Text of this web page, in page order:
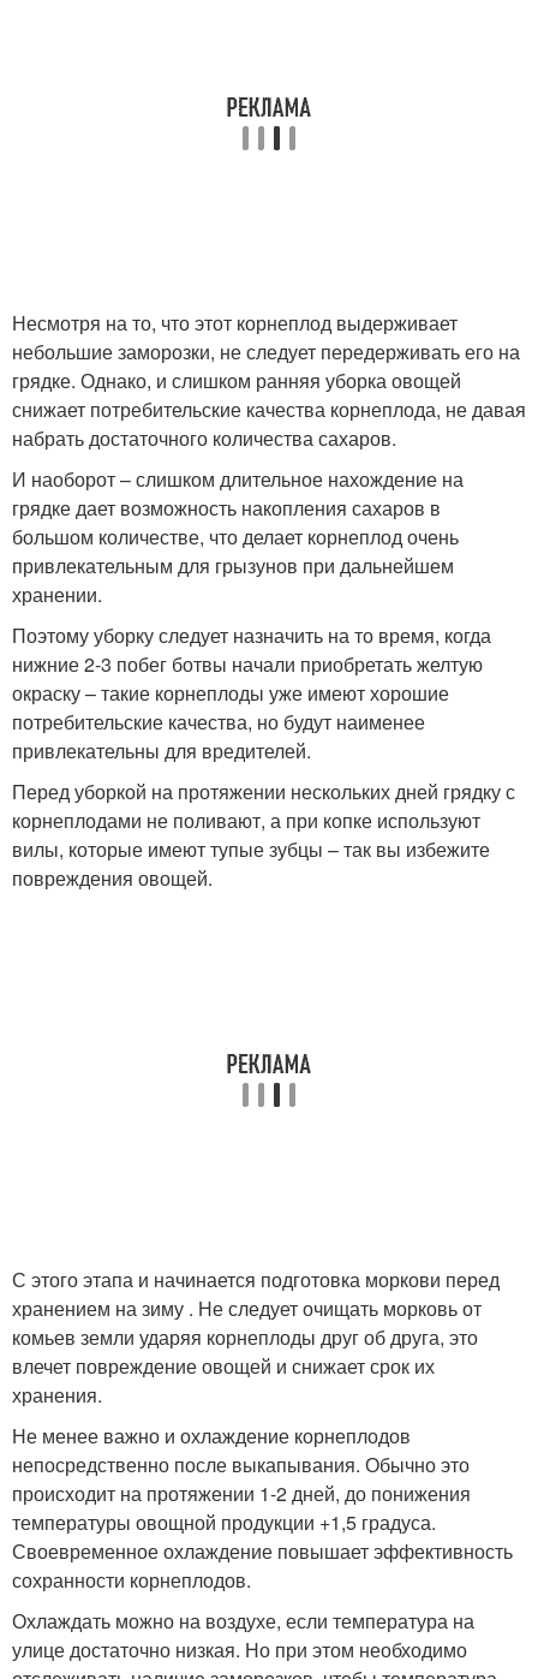
Несмотря на то, что этот корнеплод выдерживает
небольшие заморозки, не следует передерживать его на
грядке. Однако, и слишком ранняя уборка овощей
снижает потребительские качества корнеплода, не давая
набрать достаточного количества сахаров.
И наоборот – слишком длительное нахождение на
грядке дает возможность накопления сахаров в
большом количестве, что делает корнеплод очень
привлекательным для грызунов при дальнейшем
хранении.
Поэтому уборку следует назначить на то время, когда
нижние 2-3 побег ботвы начали приобретать желтую
окраску – такие корнеплоды уже имеют хорошие
потребительские качества, но будут наименее
привлекательны для вредителей.
Перед уборкой на протяжении нескольких дней грядку с
корнеплодами не поливают, а при копке используют
вилы, которые имеют тупые зубцы – так вы избежите
повреждения овощей.
С этого этапа и начинается подготовка моркови перед
хранением на зиму . Не следует очищать морковь от
комьев земли ударяя корнеплоды друг об друга, это
влечет повреждение овощей и снижает срок их
хранения.
Не менее важно и охлаждение корнеплодов
непосредственно после выкапывания. Обычно это
происходит на протяжении 1-2 дней, до понижения
температуры овощной продукции +1,5 градуса.
Своевременное охлаждение повышает эффективность
сохранности корнеплодов.
Охлаждать можно на воздухе, если температура на
улице достаточно низкая. Но при этом необходимо